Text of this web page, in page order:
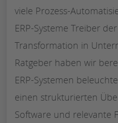
viele Prozess-
ERP-Systeme Treiber
Transformation in
Ratgeber haben wir
ERP-Systemen
einen strukturierten
Software und relevante